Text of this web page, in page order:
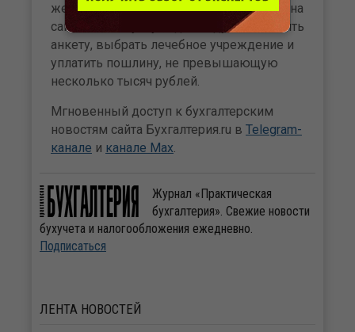
жертве предлагается пройти по ссылке на
сайт-клон госуслуг, где следует заполнить
анкету, выбрать лечебное учреждение и
уплатить пошлину, не превышающую
несколько тысяч рублей.
Мгновенный доступ к бухгалтерским
новостям сайта Бухгалтерия.ru в Telegram-
канале и канале Max.
Журнал «Практическая
бухгалтерия». Свежие новости
бухучета и налогообложения ежедневно.
Подписаться
ЛЕНТА НОВОСТЕЙ